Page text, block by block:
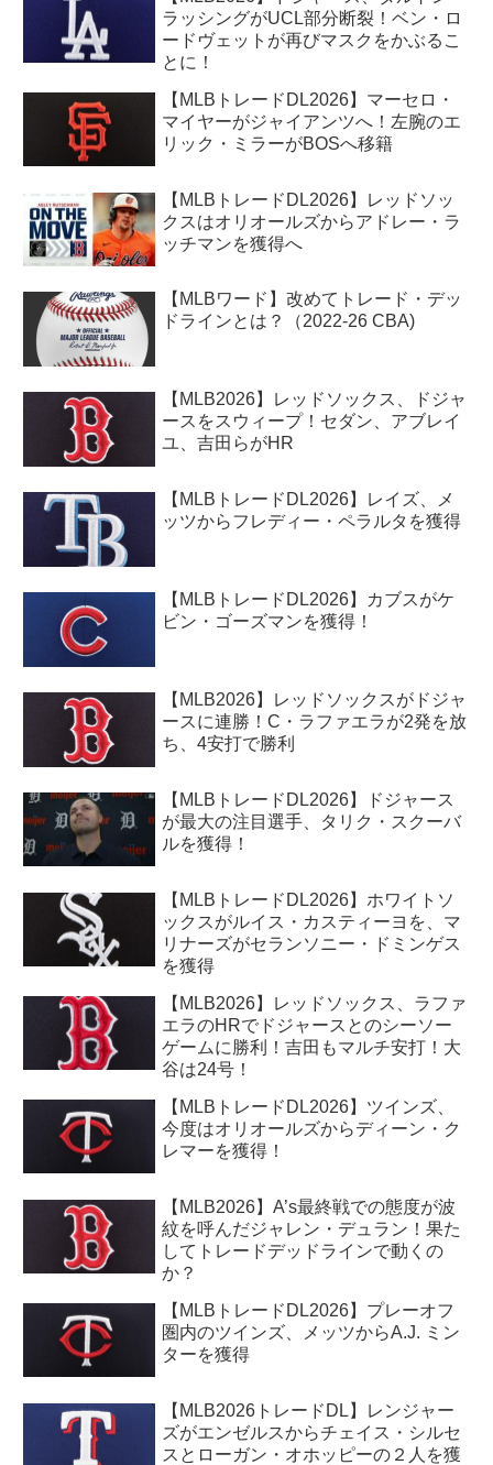
ラッシングがUCL部分断裂！ベン・ロ
ードヴェットが再びマスクをかぶるこ
とに！
【MLBトレードDL2026】マーセロ・
マイヤーがジャイアンツへ！左腕のエ
リック・ミラーがBOSへ移籍
【MLBトレードDL2026】レッドソッ
クスはオリオールズからアドレー・ラ
ッチマンを獲得へ
【MLBワード】改めてトレード・デッ
ドラインとは？（2022-26 CBA)
【MLB2026】レッドソックス、ドジャ
ースをスウィープ！セダン、アブレイ
ユ、吉田らがHR
【MLBトレードDL2026】レイズ、メ
ッツからフレディー・ペラルタを獲得
【MLBトレードDL2026】カブスがケ
ビン・ゴーズマンを獲得！
【MLB2026】レッドソックスがドジャ
ースに連勝！C・ラファエラが2発を放
ち、4安打で勝利
【MLBトレードDL2026】ドジャース
が最大の注目選手、タリク・スクーバ
ルを獲得！
【MLBトレードDL2026】ホワイトソ
ックスがルイス・カスティーヨを、マ
リナーズがセランソニー・ドミンゲス
を獲得
【MLB2026】レッドソックス、ラファ
エラのHRでドジャースとのシーソー
ゲームに勝利！吉田もマルチ安打！大
谷は24号！
【MLBトレードDL2026】ツインズ、
今度はオリオールズからディーン・ク
レマーを獲得！
【MLB2026】A’s最終戦での態度が波
紋を呼んだジャレン・デュラン！果た
してトレードデッドラインで動くの
か？
【MLBトレードDL2026】プレーオフ
圏内のツインズ、メッツからA.J. ミン
ターを獲得
【MLB2026トレードDL】レンジャー
ズがエンゼルスからチェイス・シルセ
スとローガン・オホッピーの２人を獲